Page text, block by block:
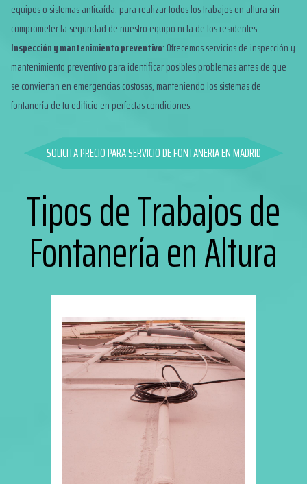
equipos o sistemas anticaída, para realizar todos los trabajos en altura sin
comprometer la seguridad de nuestro equipo ni la de los residentes.
Inspección y mantenimiento preventivo: Ofrecemos servicios de inspección y
mantenimiento preventivo para identificar posibles problemas antes de que
se conviertan en emergencias costosas, manteniendo los sistemas de
fontanería de tu edificio en perfectas condiciones.
SOLICITA PRECIO PARA SERVICIO DE FONTANERIA EN MADRID
Tipos de Trabajos de
Fontanería en Altura